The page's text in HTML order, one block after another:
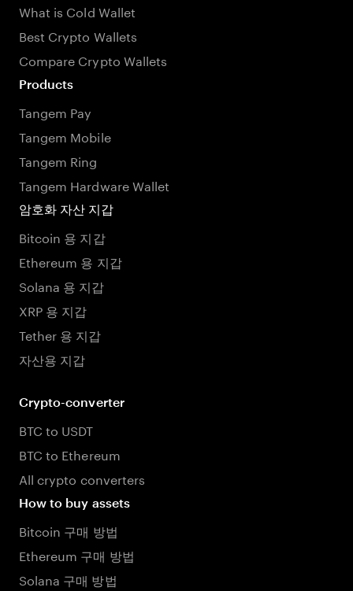
What is Cold Wallet
Best Crypto Wallets
Compare Crypto Wallets
Products
Tangem Pay
Tangem Mobile
Tangem Ring
Tangem Hardware Wallet
암호화 자산 지갑
Bitcoin 용 지갑
Ethereum 용 지갑
Solana 용 지갑
XRP 용 지갑
Tether 용 지갑
자산용 지갑
Crypto-converter
BTC to USDT
BTC to Ethereum
All crypto converters
How to buy assets
Bitcoin 구매 방법
Ethereum 구매 방법
Solana 구매 방법